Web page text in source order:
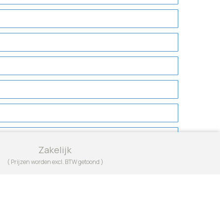
Zakelijk
( Prijzen worden excl. BTW getoond )